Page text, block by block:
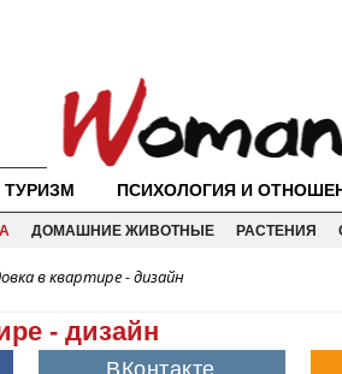
ТУРИЗМ ПСИХОЛОГИЯ И
ДОМАШНИЕ ЖИВОТНЫЕ РАСТЕНИЯ
в квартире - дизайн
- дизайн